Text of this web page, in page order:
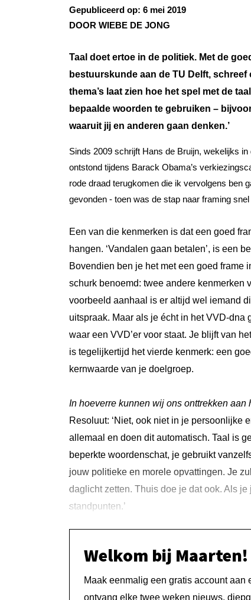
Gepubliceerd op: 6 mei 2019
DOOR WIEBE DE JONG
Taal doet ertoe in de politiek. Met de
bestuurskunde aan de TU Delft,
thema’s laat zien hoe het spel met de
bepaalde woorden te gebruiken –
waaruit jij en anderen gaan denken.’
Sinds 2009 schrijft Hans de Bruijn, wekelijks in
ontstond tijdens Barack Obama’s
rode draad terugkomen die ik vervolgens ben
gevonden - toen was de stap naar framing snel
Een van die kenmerken is dat een goed
hangen. ‘Vandalen gaan betalen’, is een
Bovendien ben je het met een goed frame
schurk benoemd: twee andere kenmerken
voorbeeld aanhaal is er altijd wel iemand
uitspraak. Maar als je écht in het VVD-dna
waar een VVD’er voor staat. Je blijft van
is tegelijkertijd het vierde kenmerk: een
kernwaarde van je doelgroep.
In hoeverre kunnen wij ons onttrekken aan
Resoluut: ‘Niet, ook niet in je persoonlijke
allemaal en doen dit automatisch. Taal is
beperkte woordenschat, je gebruikt
jouw politieke en morele opvattingen. Je
daglicht zetten. Thuis doe je dat ook. Als
standpunten.’
Welkom bij Maarten!
Maak eenmalig een gratis account
ontvang elke twee weken nieuws,